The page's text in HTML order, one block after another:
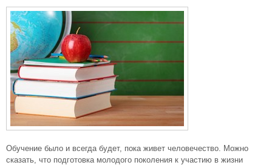
Обучение было и всегда будет, пока живет человечество. Можно
сказать, что подготовка молодого поколения к участию в жизни